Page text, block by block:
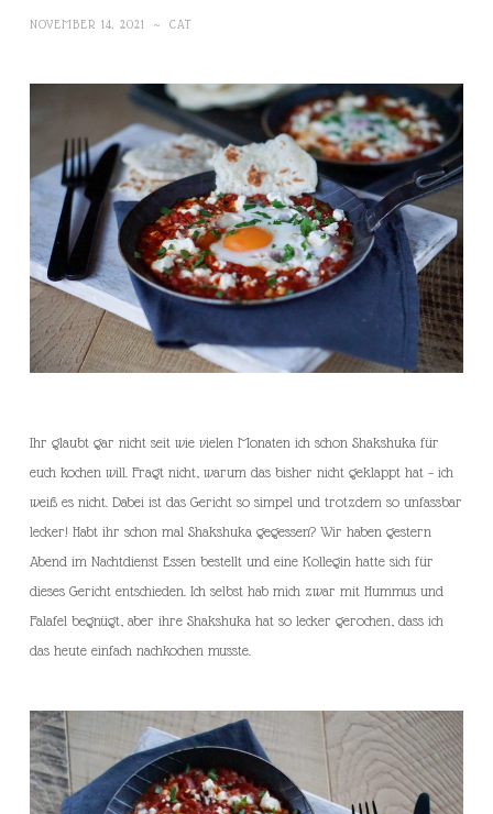
NOVEMBER 14, 2021 ~ CAT
Ihr glaubt gar nicht seit wie vielen Monaten ich schon Shakshuka für
euch kochen will. Fragt nicht, warum das bisher nicht geklappt hat – ich
weiß es nicht. Dabei ist das Gericht so simpel und trotzdem so unfassbar
lecker! Habt ihr schon mal Shakshuka gegessen? Wir haben gestern
Abend im Nachtdienst Essen bestellt und eine Kollegin hatte sich für
dieses Gericht entschieden. Ich selbst hab mich zwar mit Hummus und
Falafel begnügt, aber ihre Shakshuka hat so lecker gerochen, dass ich
das heute einfach nachkochen musste.